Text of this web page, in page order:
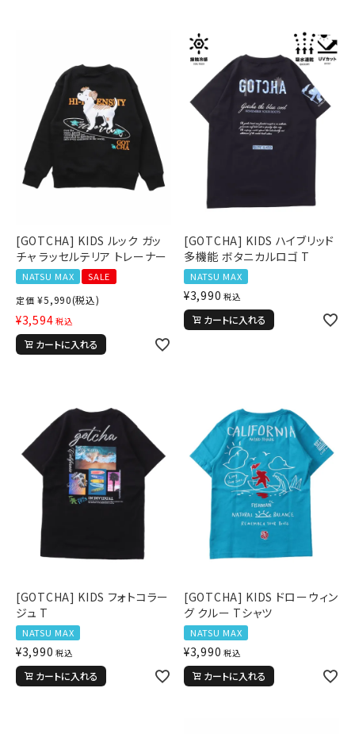
[GOTCHA] KIDS ルック ガッ
チャ ラッセルテリア トレーナー
NATSU MAX
SALE
定価 ¥5,990(税込)
¥3,594 税込
カートに入れる
[GOTCHA] KIDS ハイブリッド
多機能 ボタニカルロゴ T
NATSU MAX
¥3,990 税込
カートに入れる
[GOTCHA] KIDS フォトコラー
ジュ T
NATSU MAX
¥3,990 税込
カートに入れる
[GOTCHA] KIDS ドローウィン
グ クルー Tシャツ
NATSU MAX
¥3,990 税込
カートに入れる